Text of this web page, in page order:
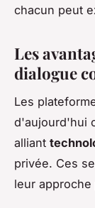
chacun peut
Les
dialogue
Les
d'aujourd'hui
alliant
privée. Ces
leur